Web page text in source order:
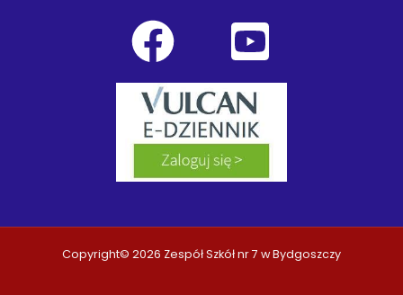
Copyright© 2026 Zespół Szkół nr 7 w Bydgoszczy